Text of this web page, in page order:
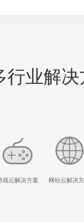
行业解决
戏云解决方案 网站云解决